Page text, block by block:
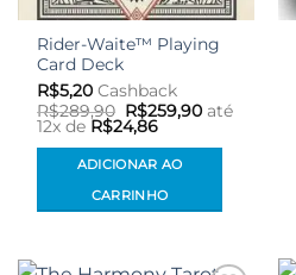
Rider-Waite™ Playing
Card Deck
R$5,20 Cashback
R$289,90 O
preço
original
era:
R$289,90.
R$259,90Oaté
12x de R$24,86
ADICIONAR AO
CARRINHO